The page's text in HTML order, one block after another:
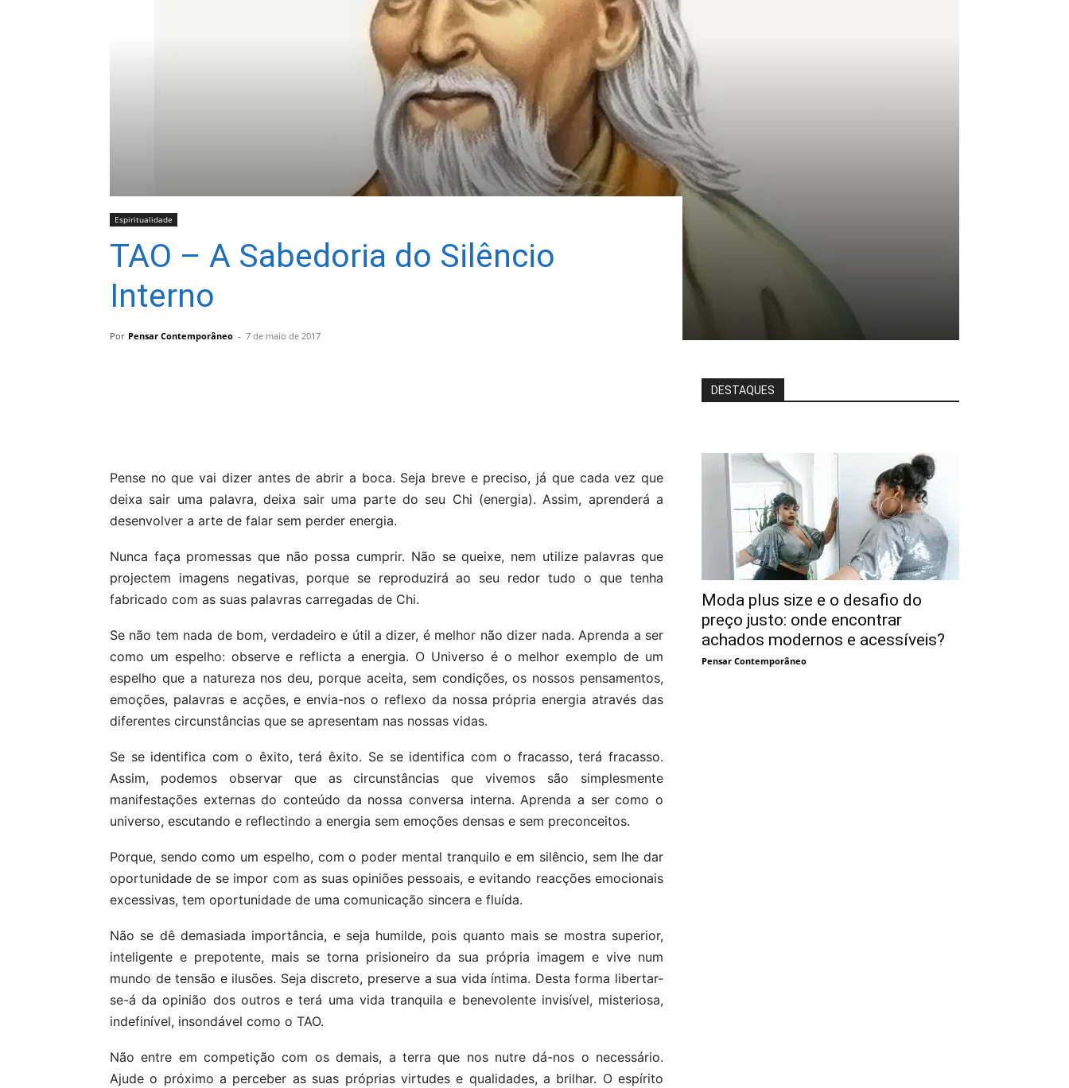
Espiritualidade
TAO – A Sabedoria do Silêncio
Interno
Por Pensar Contemporâneo - 7 de maio de 2017
Pense no que vai dizer antes de abrir a boca. Seja breve e preciso, já que cada vez que
deixa sair uma palavra, deixa sair uma parte do seu Chi (energia). Assim, aprenderá a
desenvolver a arte de falar sem perder energia.
Nunca faça promessas que não possa cumprir. Não se queixe, nem utilize palavras que
projectem imagens negativas, porque se reproduzirá ao seu redor tudo o que tenha
fabricado com as suas palavras carregadas de Chi.
Se não tem nada de bom, verdadeiro e útil a dizer, é melhor não dizer nada. Aprenda a ser
como um espelho: observe e reflicta a energia. O Universo é o melhor exemplo de um
espelho que a natureza nos deu, porque aceita, sem condições, os nossos pensamentos,
emoções, palavras e acções, e envia-nos o reflexo da nossa própria energia através das
diferentes circunstâncias que se apresentam nas nossas vidas.
Se se identifica com o êxito, terá êxito. Se se identifica com o fracasso, terá fracasso.
Assim, podemos observar que as circunstâncias que vivemos são simplesmente
manifestações externas do conteúdo da nossa conversa interna. Aprenda a ser como o
universo, escutando e reflectindo a energia sem emoções densas e sem preconceitos.
Porque, sendo como um espelho, com o poder mental tranquilo e em silêncio, sem lhe dar
oportunidade de se impor com as suas opiniões pessoais, e evitando reacções emocionais
excessivas, tem oportunidade de uma comunicação sincera e fluída.
Não se dê demasiada importância, e seja humilde, pois quanto mais se mostra superior,
inteligente e prepotente, mais se torna prisioneiro da sua própria imagem e vive num
mundo de tensão e ilusões. Seja discreto, preserve a sua vida íntima. Desta forma libertar-
se-á da opinião dos outros e terá uma vida tranquila e benevolente invisível, misteriosa,
indefinível, insondável como o TAO.
Não entre em competição com os demais, a terra que nos nutre dá-nos o necessário.
Ajude o próximo a perceber as suas próprias virtudes e qualidades, a brilhar. O espírito
DESTAQUES
Moda plus size e o desafio do
preço justo: onde encontrar
achados modernos e acessíveis?
Pensar Contemporâneo